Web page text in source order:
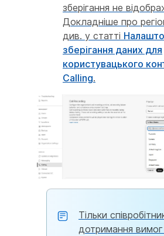
зберігання не
Докладніше про
див. у статті
зберігання даних для
користувацького
Calling.
Тільки
дотримання